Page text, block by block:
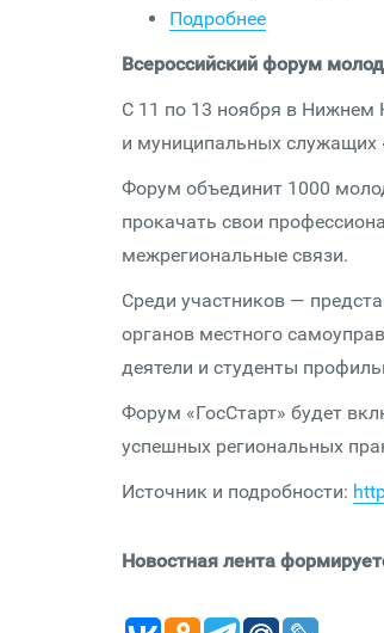
Подробнее
Всероссийский форум
С 11 по 13 ноября в Нижнем
и муниципальных
Форум объединит 1000
прокачать свои
межрегиональные связи.
Среди участников —
органов местного
деятели и студенты
Форум «ГосСтарт» будет
успешных региональных
Источник и подробности:
Новостная лента